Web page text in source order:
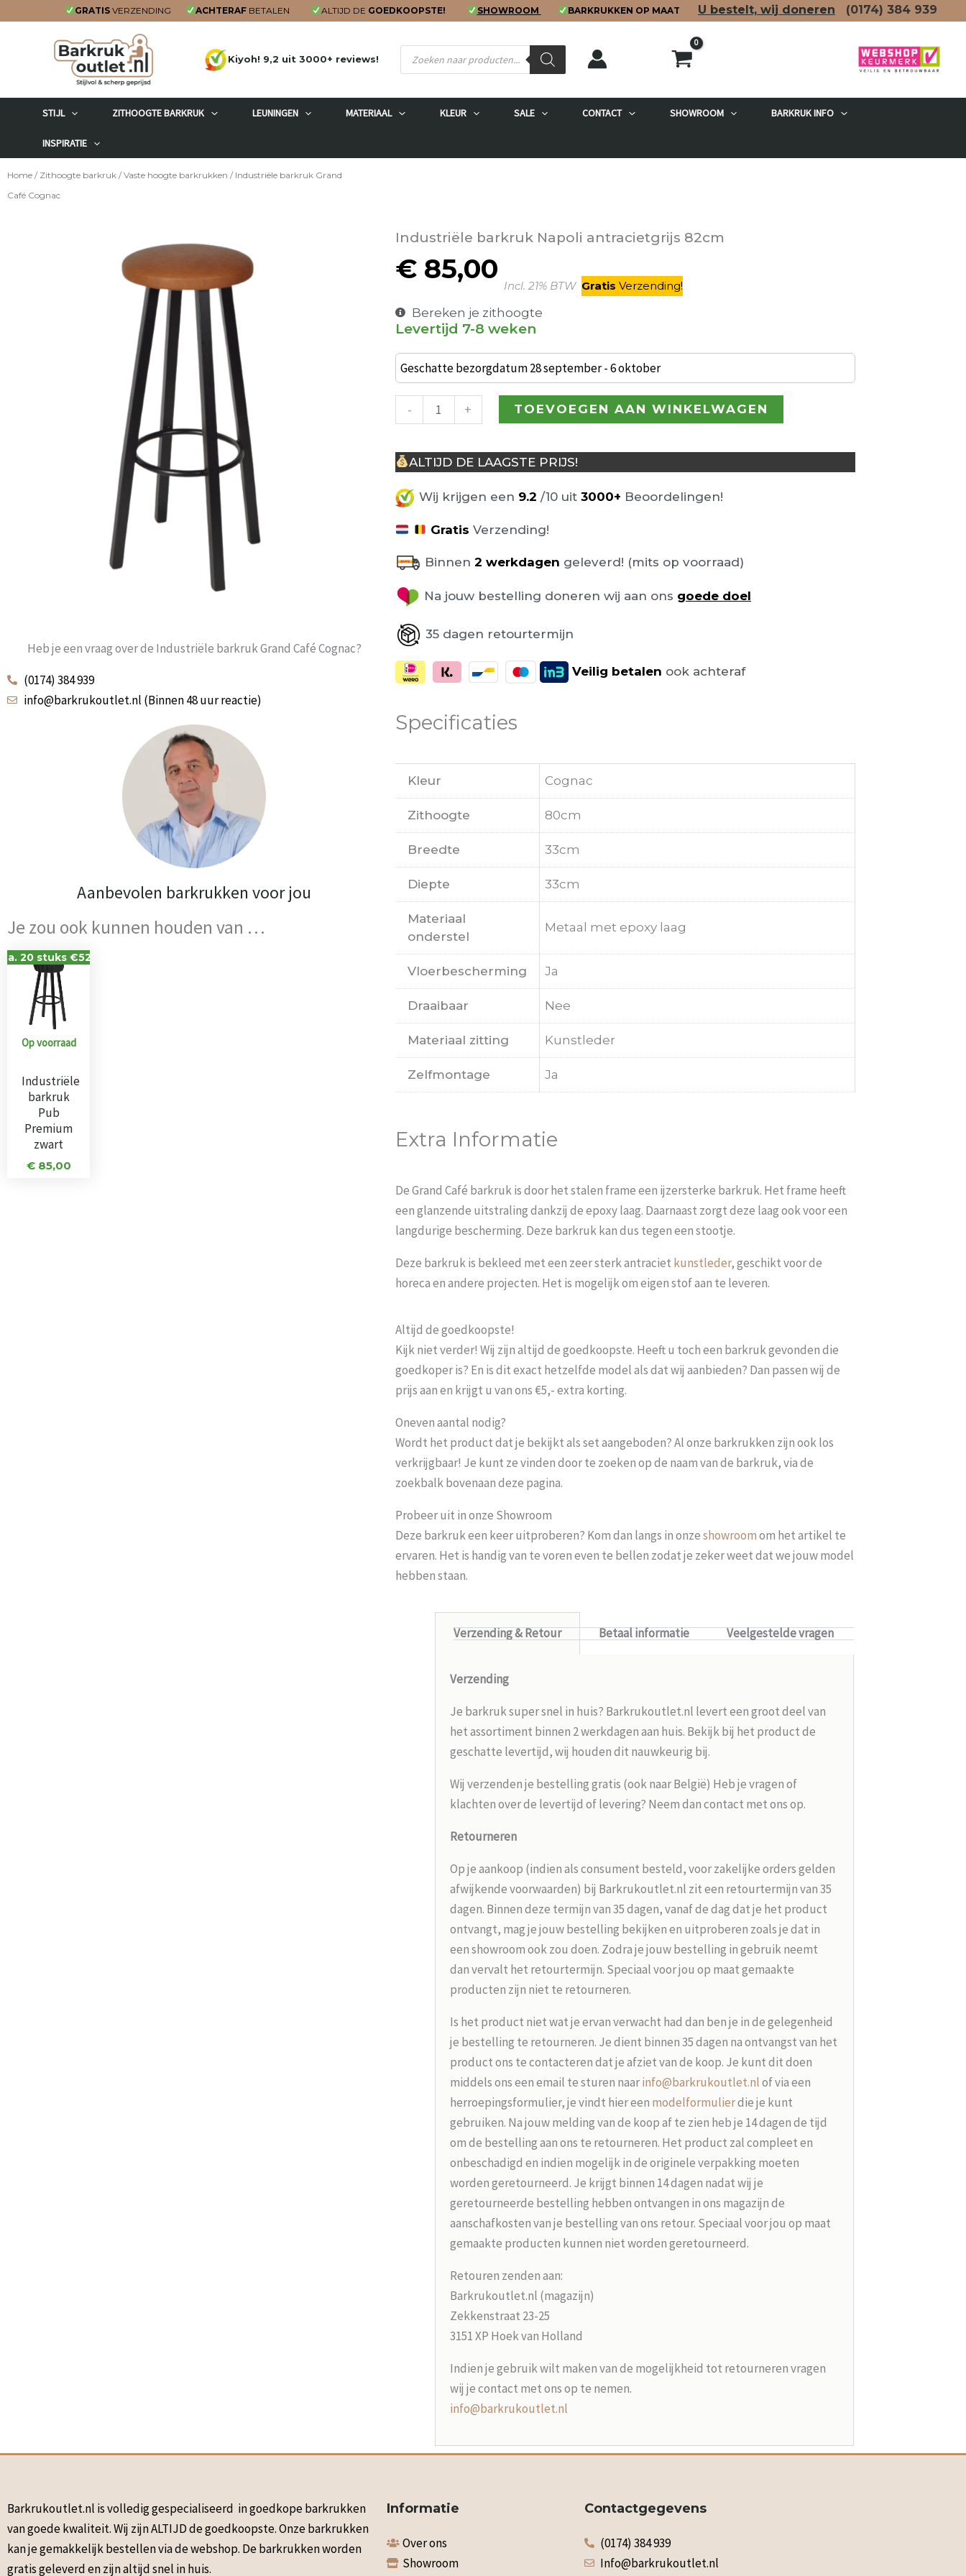
GRATIS VERZENDING ACHTERAF BETALEN ALTIJD DE GOEDKOOPSTE! SHOWROOM BARKRUKKEN OP MAAT U bestelt, wij doneren (0174) 384 939
Kiyoh! 9,2 uit 3000+ reviews!
Producten
zoeken
STIJL ZITHOOGTE BARKRUK LEUNINGEN MATERIAAL KLEUR SALE CONTACT SHOWROOM BARKRUK INFO
INSPIRATIE
Home / Zithoogte barkruk / Vaste hoogte barkrukken / Industriële barkruk Grand
Café Cognac
Heb je een vraag over de Industriële barkruk Grand Café Cognac?
(0174) 384 939
info@barkrukoutlet.nl (Binnen 48 uur reactie)
Aanbevolen barkrukken voor jou
Je zou ook kunnen houden van …
20 stuks €52,-
Op voorraad
Industriële
barkruk
Pub
Premium
zwart
€85,00
Industriële barkruk Napoli antracietgrijs 82cm
€ 85,00
Incl. 21% BTW Gratis Verzending!
Bereken je zithoogte
Levertijd 7-8 weken
Geschatte bezorgdatum 28 september - 6 oktober
-
barkruk
Grand
Cognac
+ TOEVOEGEN AAN WINKELWAGEN
ALTIJD DE LAAGSTE PRIJS!
Wij krijgen een 9.2 /10 uit 3000+ Beoordelingen!
Gratis Verzending!
Binnen 2 werkdagen geleverd! (mits op voorraad)
Na jouw bestelling doneren wij aan ons goede doel
35 dagen retourtermijn
Veilig betalen ook achteraf
Specificaties
Kleur Cognac
Zithoogte 80cm
Breedte 33cm
Diepte 33cm
Materiaal
onderstel
Metaal met epoxy laag
Vloerbescherming Ja
Draaibaar Nee
Materiaal zitting Kunstleder
Zelfmontage Ja
Extra Informatie
De Grand Café barkruk is door het stalen frame een ijzersterke barkruk. Het frame heeft
een glanzende uitstraling dankzij de epoxy laag. Daarnaast zorgt deze laag ook voor een
langdurige bescherming. Deze barkruk kan dus tegen een stootje.
Deze barkruk is bekleed met een zeer sterk antraciet kunstleder, geschikt voor de
horeca en andere projecten. Het is mogelijk om eigen stof aan te leveren.
Altijd de goedkoopste!
Kijk niet verder! Wij zijn altijd de goedkoopste. Heeft u toch een barkruk gevonden die
goedkoper is? En is dit exact hetzelfde model als dat wij aanbieden? Dan passen wij de
prijs aan en krijgt u van ons €5,- extra korting.
Oneven aantal nodig?
Wordt het product dat je bekijkt als set aangeboden? Al onze barkrukken zijn ook los
verkrijgbaar! Je kunt ze vinden door te zoeken op de naam van de barkruk, via de
zoekbalk bovenaan deze pagina.
Probeer uit in onze Showroom
Deze barkruk een keer uitproberen? Kom dan langs in onzeshowroomom het artikel te
ervaren. Het is handig van te voren even te bellen zodat je zeker weet dat we jouw model
hebben staan.
Verzending & Retour Betaal informatie Veelgestelde vragen
Verzending
Je barkruk super snel in huis? Barkrukoutlet.nl levert een groot deel van
het assortiment binnen 2 werkdagen aan huis. Bekijk bij het product de
geschatte levertijd, wij houden dit nauwkeurig bij.
Wij verzenden je bestelling gratis (ook naar België) Heb je vragen of
klachten over de levertijd of levering? Neem dan contact met ons op.
Retourneren
Op je aankoop (indien als consument besteld, voor zakelijke orders gelden
afwijkende voorwaarden) bij Barkrukoutlet.nl zit een retourtermijn van 35
dagen. Binnen deze termijn van 35 dagen, vanaf de dag dat je het product
ontvangt, mag je jouw bestelling bekijken en uitproberen zoals je dat in
een showroom ook zou doen. Zodra je jouw bestelling in gebruik neemt
dan vervalt het retourtermijn. Speciaal voor jou op maat gemaakte
producten zijn niet te retourneren.
Is het product niet wat je ervan verwacht had dan ben je in de gelegenheid
je bestelling te retourneren. Je dient binnen 35 dagen na ontvangst van het
product ons te contacteren dat je afziet van de koop. Je kunt dit doen
middels ons een email te sturen naarinfo@barkrukoutlet.nlof via een
herroepingsformulier, je vindt hier een modelformulierdie je kunt
gebruiken. Na jouw melding van de koop af te zien heb je 14 dagen de tijd
om de bestelling aan ons te retourneren. Het product zal compleet en
onbeschadigd en indien mogelijk in de originele verpakking moeten
worden geretourneerd. Je krijgt binnen 14 dagen nadat wij je
geretourneerde bestelling hebben ontvangen in ons magazijn de
aanschafkosten van je bestelling van ons retour. Speciaal voor jou op maat
gemaakte producten kunnen niet worden geretourneerd.
Retouren zenden aan:
Barkrukoutlet.nl (magazijn)
Zekkenstraat 23-25
3151 XP Hoek van Holland
Indien je gebruik wilt maken van de mogelijkheid tot retourneren vragen
wij je contact met ons op te nemen.
info@barkrukoutlet.nl
Barkrukoutlet.nl is volledig gespecialiseerd in goedkope barkrukken
van goede kwaliteit. Wij zijn ALTIJD de goedkoopste. Onze barkrukken
kan je gemakkelijk bestellen via de webshop. De barkrukken worden
gratis geleverd en zijn altijd snel in huis.
Informatie
Over ons
Showroom
Contactgegevens
(0174) 384 939
Info@barkrukoutlet.nl